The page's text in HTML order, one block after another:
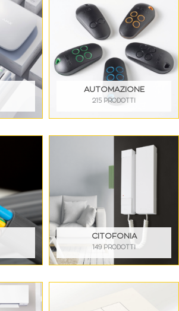
AUTOMAZIONE
215 PRODOTTI
CITOFONIA
149 PRODOTTI